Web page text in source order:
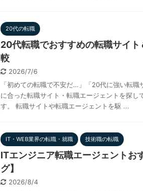
20代の転職
20代転職でおすすめの転職サイ
較
2026/7/6
「初めての転職で不安だ…」「20代に強い転
に合った転職サイト・転職エージェントを探し
す。 転職サイトや転職エージェントを駆 ...
IT・WEB業界の転職・就職 技術職の転職
ITエンジニア転職エージェント
グ】
2026/8/4